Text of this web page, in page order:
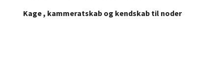
Kage, kammeratskab og kendskab til noder